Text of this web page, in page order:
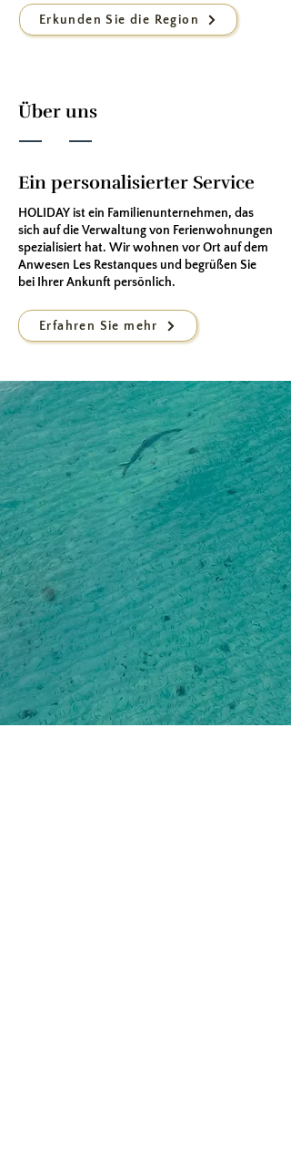
Erkunden Sie die Region
Über uns
Ein personalisierter Service
HOLIDAY ist ein Familienunternehmen, das
sich auf die Verwaltung von Ferienwohnungen
spezialisiert hat. Wir wohnen vor Ort auf dem
Anwesen Les Restanques und begrüßen Sie
bei Ihrer Ankunft persönlich.
Erfahren Sie mehr